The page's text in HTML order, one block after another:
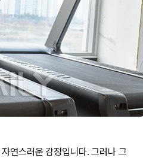
연스러운 감정입니다. 그러나 그